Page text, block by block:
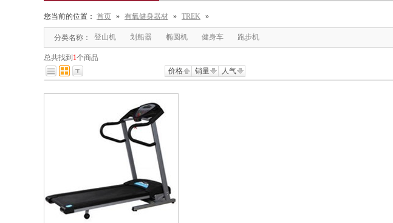
您当前的位置： 首页 » 有氧健身器材 » TREK »
分类名称： 登山机 划船器 椭圆机 健身车 跑步机
总共找到 1个商品
价格
销量 人气